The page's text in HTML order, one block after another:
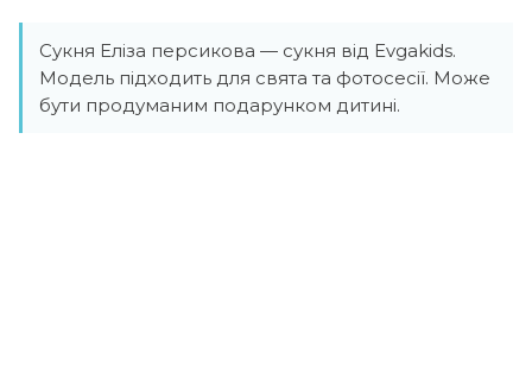
Сукня Еліза персикова — сукня від Evgakids.
Модель підходить для свята та фотосесії. Може
бути продуманим подарунком дитині.